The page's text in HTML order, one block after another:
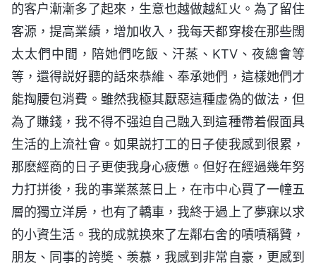
的客户漸漸多了起來，生意也越做越紅火。為了留住
客源，提高業績，增加收入，我每天都穿梭在那些闊
太太們中間，陪她們吃飯、汗蒸、KTV、夜總會等
等，還得説好聽的話來恭維、奉承她們，這樣她們才
能掏腰包消費。雖然我極其厭惡這種虚偽的做法，但
為了賺錢，我不得不强迫自己融入到這種帶着假面具
生活的上流社會。如果説打工的日子使我感到很累，
那麽經商的日子更使我身心疲憊。但好在經過幾年努
力打拼後，我的事業蒸蒸日上，在市中心買了一幢五
層的獨立洋房，也有了轎車，我終于過上了夢寐以求
的小資生活。我的成就换來了左鄰右舍的嘖嘖稱贊，
朋友、同事的誇奬、羡慕，我感到非常自豪，更感到